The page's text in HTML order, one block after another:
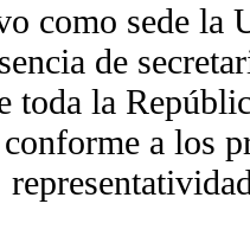
como sede la
de
toda la
conforme a los